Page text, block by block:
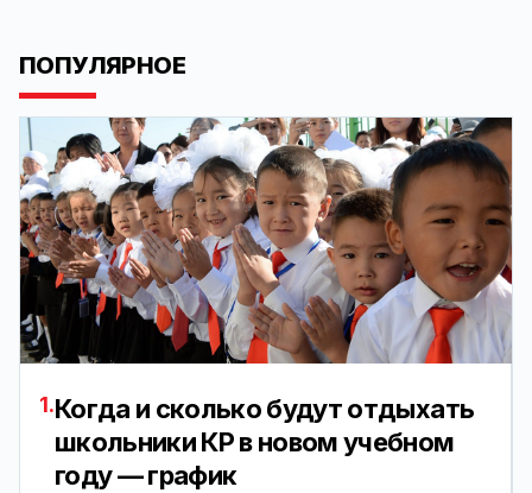
ПОПУЛЯРНОЕ
1.Когда и сколько будут отдыхать
школьники КР в новом учебном
году — график